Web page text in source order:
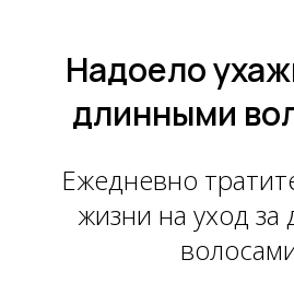
Надоело
длинными
Ежедневно
жизни на уход